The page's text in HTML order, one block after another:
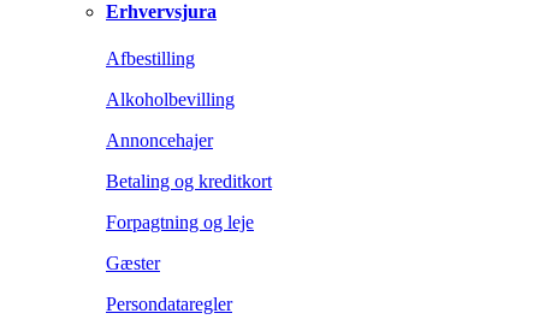
Erhvervsjura
Afbestilling
Alkoholbevilling
Annoncehajer
Betaling og kreditkort
Forpagtning og leje
Gæster
Persondataregler